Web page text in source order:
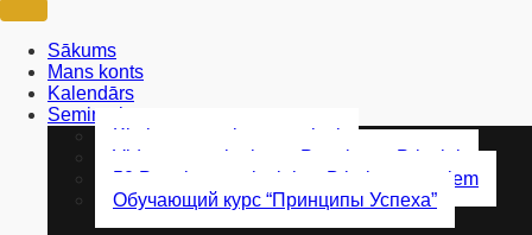
Sākums
Mans konts
Kalendārs
Semināri
Klātienes semināru apskati
Videoapmācību kurss Panākumu Principi
50 Panākumu principi uz Bībeles pamatiem
Обучающий курс “Принципы Успеха”